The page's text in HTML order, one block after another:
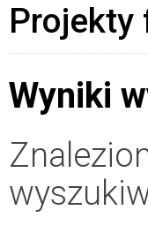
Projekty
Wyniki